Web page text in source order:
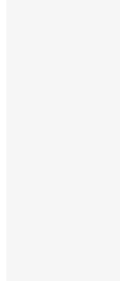
и
путёвок
В
образованию
сроки подачи
для детей в
весенний
организации
Петербурга
в городских
весенние
03.04.2026)